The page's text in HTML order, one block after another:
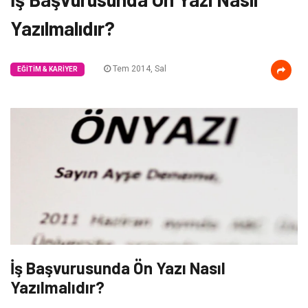
Yazılmalıdır?
EĞITIM & KARIYER Tem 2014, Sal
İş Başvurusunda Ön Yazı Nasıl
Yazılmalıdır?